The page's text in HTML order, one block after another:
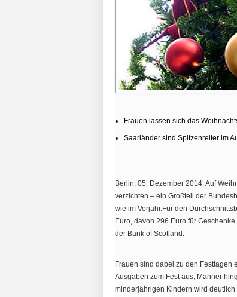
Frauen lassen sich das
Saarländer sind Spitzenreiter im
Berlin, 05. Dezember 2014. Auf
verzichten – ein Großteil der
wie im Vorjahr.Für den
Euro, davon 296 Euro für
der Bank of Scotland.
Frauen sind dabei zu den Festtagen
Ausgaben zum Fest aus, Männer
minderjährigen Kindern wird